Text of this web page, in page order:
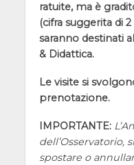
ratuite, ma è
(cifra suggerita di
saranno destinati
& Didattica.
Le visite si
prenotazione.
IMPORTANTE:
dell’Osservatorio,
spostare o